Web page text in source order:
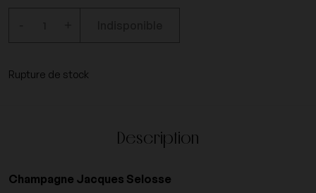
Rupture de stock
Description
Champagne Jacques Selosse